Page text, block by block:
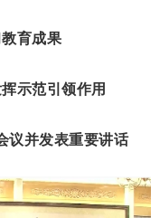
育成果
示范引领作用
议并发表重要讲话